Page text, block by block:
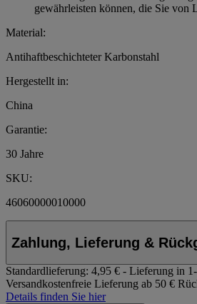
gewährleisten können, die Sie von
Material:
Antihaftbeschichteter Karbonstahl
Hergestellt in:
China
Garantie:
30 Jahre
SKU:
46060000010000
Zahlung, Lieferung &
Standardlieferung: 4,95 € - Lieferung in
Versandkostenfreie Lieferung ab 50 €
Details finden Sie hier